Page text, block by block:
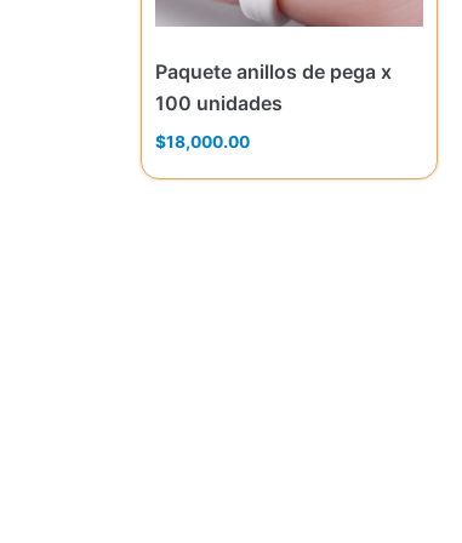
Paquete anillos de pega x
100 unidades
$18,000.00